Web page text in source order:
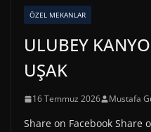
ÖZEL MEKANLAR
ULUBEY
UŞAK
16 Temmuz 2026 Mustafa
Share on Facebook Share